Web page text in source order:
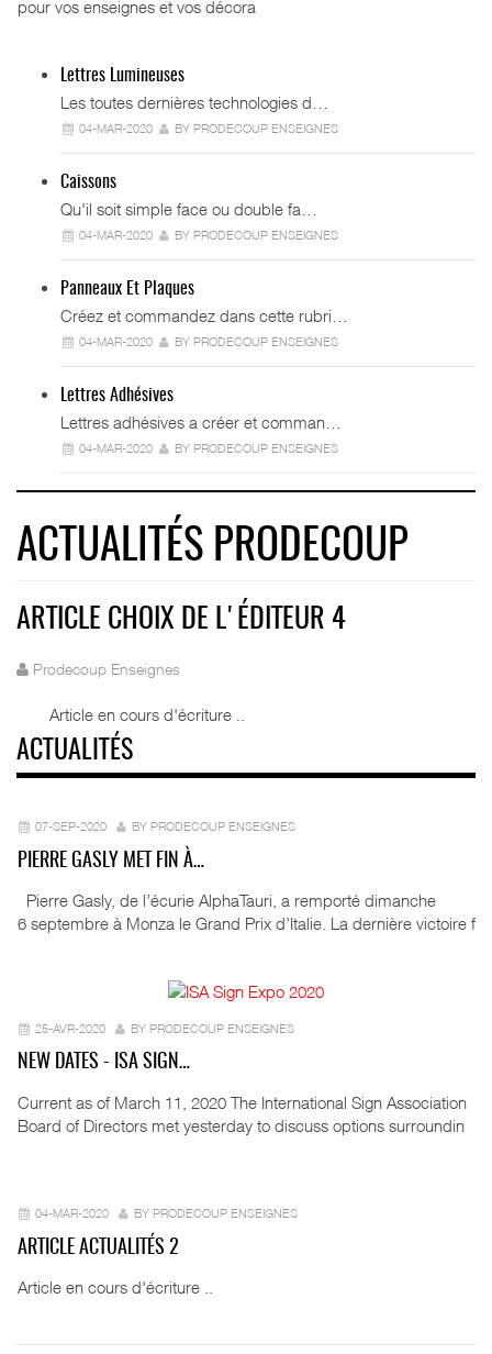
pour vos enseignes et vos décora
Lettres Lumineuses
Les toutes dernières technologies d…
04-MAR-2020 BY PRODECOUP ENSEIGNES
Caissons
Qu'il soit simple face ou double fa…
04-MAR-2020 BY PRODECOUP ENSEIGNES
Panneaux Et Plaques
Créez et commandez dans cette rubri…
04-MAR-2020 BY PRODECOUP ENSEIGNES
Lettres Adhésives
Lettres adhésives a créer et comman…
04-MAR-2020 BY PRODECOUP ENSEIGNES
ACTUALITÉS PRODECOUP
ARTICLE CHOIX DE L'ÉDITEUR 4
Prodecoup Enseignes
Article en cours d'écriture ..
ACTUALITÉS
07-SEP-2020 BY PRODECOUP ENSEIGNES
PIERRE GASLY MET FIN À…
Pierre Gasly, de l’écurie AlphaTauri, a remporté dimanche
6 septembre à Monza le Grand Prix d’Italie. La dernière victoire f
25-AVR-2020 BY PRODECOUP ENSEIGNES
NEW DATES - ISA SIGN…
Current as of March 11, 2020 The International Sign Association
Board of Directors met yesterday to discuss options surroundin
04-MAR-2020 BY PRODECOUP ENSEIGNES
ARTICLE ACTUALITÉS 2
Article en cours d'écriture ..